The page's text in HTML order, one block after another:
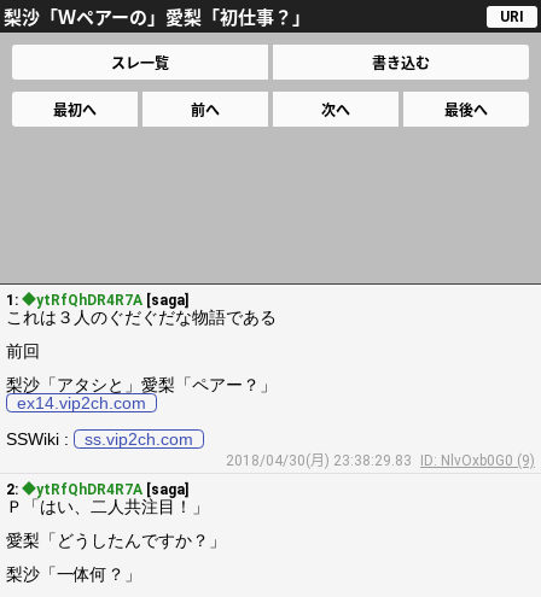
梨沙「Ｗペアーの」愛梨「初仕事？」 URI
スレ一覧 書き込む
最初へ 前へ 次へ 最後へ
1: ◆ytRfQhDR4R7A [saga]
これは３人のぐだぐだな物語である
前回
梨沙「アタシと」愛梨「ペアー？」
ex14.vip2ch.com
SSWiki :
ss.vip2ch.com
2018/04/30(月) 23:38:29.83
ID: NlvOxb0G0 (9)
2: ◆ytRfQhDR4R7A [saga]
Ｐ「はい、二人共注目！」
愛梨「どうしたんですか？」
梨沙「一体何？」